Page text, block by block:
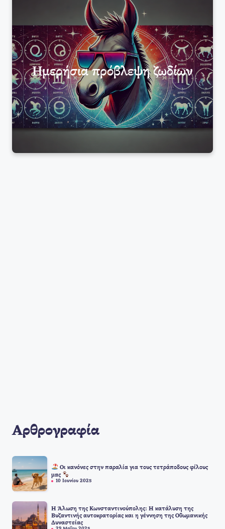
Ημερήσια πρόβλεψη ζωδίων
Αρθρογραφία
Οι κανόνες στην παραλία για τους τετράποδους φίλους
μας
10 Ιουνίου 2025
Η Άλωση της Κωνσταντινούπολης: Η κατάλυση της
Βυζαντινής αυτοκρατορίας και η γέννηση της Οθωμανικής
Δυναστείας